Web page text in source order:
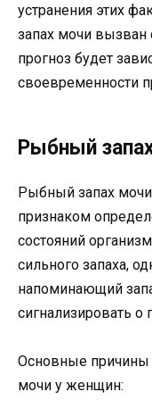
устранения этих
запах мочи
прогноз будет
своевременности
Рыбный
Рыбный запах
признаком
состояний
сильного запаха,
напоминающий
сигнализировать о
Основные причины
мочи у женщин: